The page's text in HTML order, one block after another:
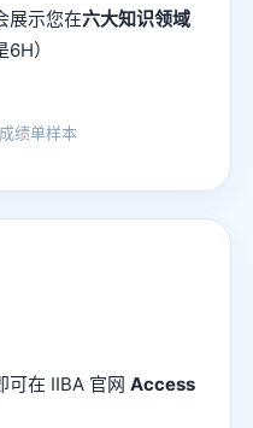
展示您在六大知识领域
）
绩单样本
可在 IIBA 官网 Access